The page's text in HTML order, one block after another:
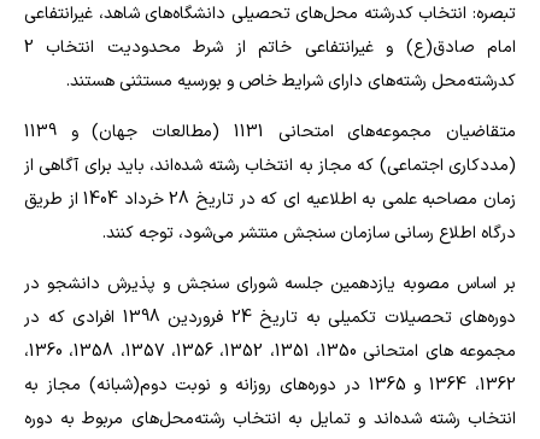
تبصره: انتخاب کدرشته محل‌های تحصیلی دانشگاه‌های شاهد، غیرانتفاعی
امام صادق(ع) و غیرانتفاعی خاتم از شرط محدودیت انتخاب 2
کدرشته‌محل رشته‌های دارای شرایط خاص و بورسیه مستثنی هستند.
متقاضیان مجموعه‌های امتحانی 1131 (مطالعات جهان) و 1139
(مددکاری اجتماعی) که مجاز به انتخاب رشته شده‌اند، باید برای آگاهی از
زمان مصاحبه علمی به اطلاعیه ای که در تاریخ 28 خرداد 1404 از طریق
درگاه اطلاع رسانی سازمان سنجش منتشر می‌شود، توجه کنند.
بر اساس مصوبه یازدهمین جلسه شورای سنجش و پذیرش دانشجو در
دوره‌های تحصیلات تکمیلی به تاریخ 24 فروردین 1398 افرادی که در
مجموعه های امتحانی 1350، 1351، 1352، 1356، 1357، 1358، 1360،
1362، 1364 و 1365 در دوره‌های روزانه و نوبت دوم(شبانه) مجاز به
انتخاب رشته شده‌اند و تمایل به انتخاب رشته‌محل‌های مربوط به دوره